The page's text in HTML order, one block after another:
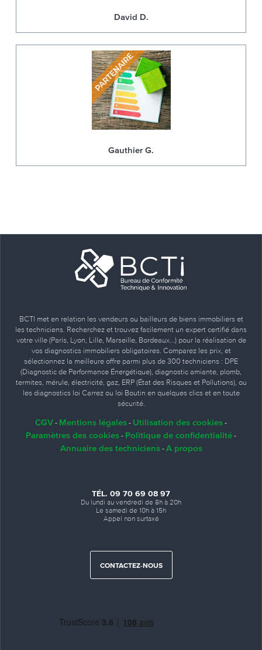
David D.
Gauthier G.
BCTI met en relation les vendeurs ou bailleurs de biens immobiliers et
les techniciens. Recherchez et trouvez facilement un expert certifié dans
votre ville (Paris, Lyon, Lille, Marseille, Bordeaux…) pour la réalisation de
vos diagnostics immobiliers obligatoires. Comparez les prix, et
sélectionnez la meilleure offre parmi plus de 300 techniciens : DPE
(Diagnostic de Performance Énergétique), diagnostic amiante, plomb,
termites, mérule, électricité, gaz, ERP (État des Risques et Pollutions), ou
les diagnostics loi Carrez ou loi Boutin en quelques clics et en toute
sécurité.
CGV - Mentions légales - Utilisation des cookies -
Paramètres des cookies - Politique de confidentialité -
Annuaire des techniciens- A propos
TÉL. 09 70 69 08 97
Du lundi au vendredi de 8h à 20h
Le samedi de 10h à 15h
Appel non surtaxé
CONTACTEZ-NOUS